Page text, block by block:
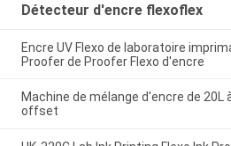
Détecteur d'encre flexoflex
Encre UV Flexo de laboratoire
Proofer de Proofer Flexo d'encre
Machine de mélange d'encre de 20L
offset